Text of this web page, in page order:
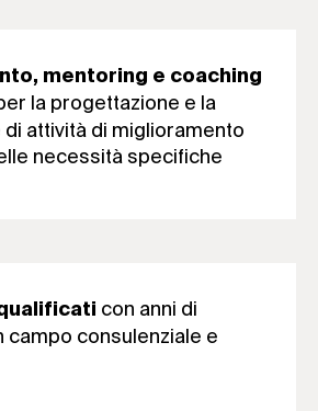
mentoring e coaching
la progettazione e la
di attività di miglioramento
necessità specifiche
con anni di
campo consulenziale e